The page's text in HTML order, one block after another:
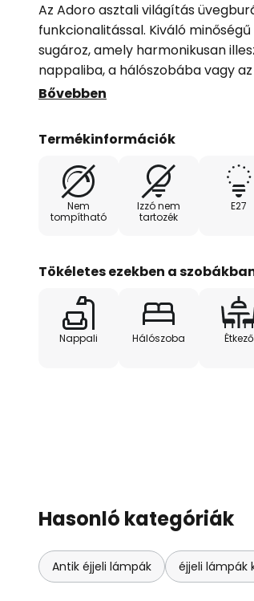
Az Adoro asztali világítás
funkcionalitással. Kiváló
sugároz, amely harmonikusan
nappaliba, a hálószobába vagy
meleg és barátságos hangulatot
kivitelezést jelent. Ez a világítás
kézművesség és a
csak egy fényforrás – stílusos
Bővebben
Termékinformációk
Nem
tompítható
Izzó nem
tartozék
E27
Tökéletes ezekben a
Nappali Hálószoba Étkező
Hasonló kategóriák
Antik éjjeli lámpák éjjeli lámpák